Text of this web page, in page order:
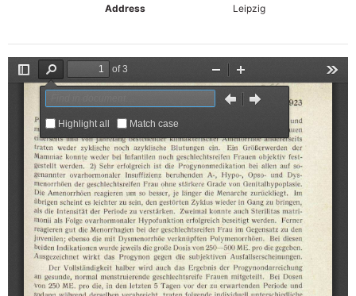
Address
Leipzig